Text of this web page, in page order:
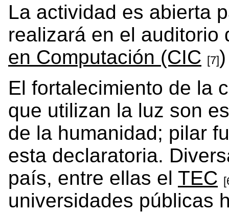
La actividad es abierta
realizará en el auditorio
en Computación (CIC [7]
El fortalecimiento de la
que utilizan la luz son
de la humanidad; pilar
esta declaratoria.
país, entre ellas el TEC
universidades públicas